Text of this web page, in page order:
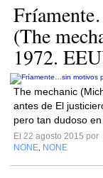
(The
1972.
The mechanic
antes de El
pero tan dudoso
El 22 agosto 2015 por
NONE NONE